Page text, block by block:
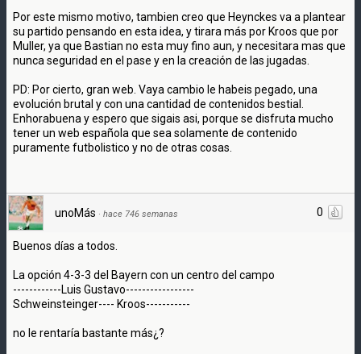
Por este mismo motivo, tambien creo que Heynckes va a plantear
su partido pensando en esta idea, y tirara más por Kroos que por
Muller, ya que Bastian no esta muy fino aun, y necesitara mas que
nunca seguridad en el pase y en la creación de las jugadas.
PD: Por cierto, gran web. Vaya cambio le habeis pegado, una
evolución brutal y con una cantidad de contenidos bestial.
Enhorabuena y espero que sigais asi, porque se disfruta mucho
tener un web española que sea solamente de contenido
puramente futbolistico y no de otras cosas.
0
unoMás · hace 746 semanas
Buenos días a todos.
La opción 4-3-3 del Bayern con un centro del campo
------------Luis Gustavo-----------------
Schweinsteinger---- Kroos-----------
no le rentaría bastante más¿?